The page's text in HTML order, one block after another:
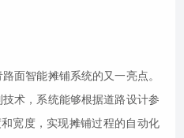
面智能摊铺系统的又一亮点。
术，系统能够根据道路设计参
宽度，实现摊铺过程的自动化